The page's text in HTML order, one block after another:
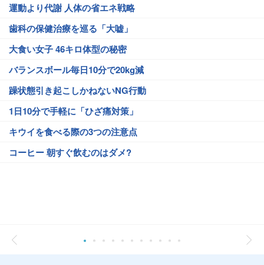
運動より代謝 人体の省エネ戦略
歯科の保健治療を巡る「大嘘」
大食い女子 46キロ体型の秘密
バランスボール毎日10分で20kg減
躁状態引き起こしかねないNG行動
1日10分で手軽に「ひざ痛対策」
キウイを食べる際の3つの注意点
コーヒー 朝すぐ飲むのはダメ?